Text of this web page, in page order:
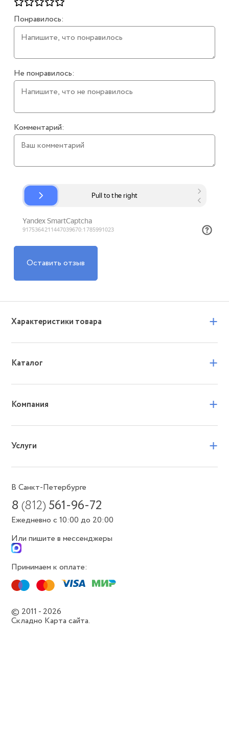
Понравилось:
Не понравилось:
Комментарий:
Оставить отзыв
Характеристики товара +
Каталог +
Компания +
Услуги +
В Санкт-Петербурге
8(812) 561-96-72
Ежедневно с 10:00 до 20:00
Или пишите в мессенджеры
Принимаем к оплате:
© 2011 - 2026
Складно Карта сайта.